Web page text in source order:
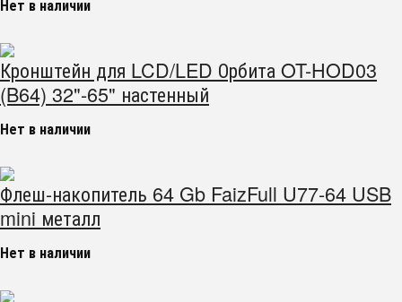
Нет в наличии
Кронштейн для LCD/LED Орбита OT-HOD03
(B64) 32"-65" настенный
Нет в наличии
Флеш-накопитель 64 Gb FaizFull U77-64 USB
mini металл
Нет в наличии